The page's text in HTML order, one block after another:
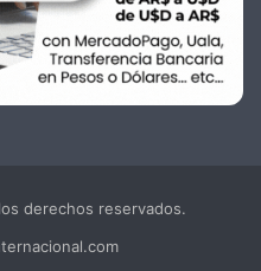
derechos reservados.